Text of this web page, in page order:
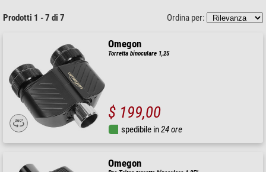
Prodotti 1 - 7 di 7 Ordina per:
Omegon
Torretta binoculare 1,25
$ 199,00
spedibile in24 ore
Omegon